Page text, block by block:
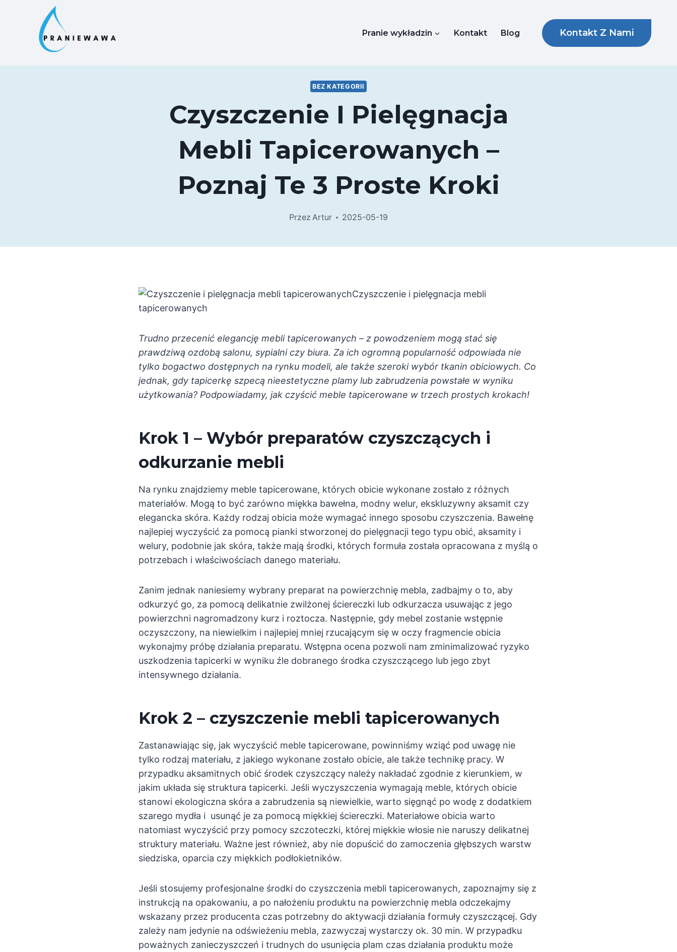
Pranie wykładzin Kontakt Blog Kontakt Z Nami
BEZ KATEGORII
Czyszczenie I Pielęgnacja
Mebli Tapicerowanych –
Poznaj Te 3 Proste Kroki
Przez Artur 2025-05-19
Czyszczenie i pielęgnacja mebli
tapicerowanych
Trudno przecenić elegancję mebli tapicerowanych – z powodzeniem mogą stać się
prawdziwą ozdobą salonu, sypialni czy biura. Za ich ogromną popularność odpowiada nie
tylko bogactwo dostępnych na rynku modeli, ale także szeroki wybór tkanin obiciowych. Co
jednak, gdy tapicerkę szpecą nieestetyczne plamy lub zabrudzenia powstałe w wyniku
użytkowania? Podpowiadamy, jak czyścić meble tapicerowane w trzech prostych krokach!
Krok 1 – Wybór preparatów czyszczących i
odkurzanie mebli
Na rynku znajdziemy meble tapicerowane, których obicie wykonane zostało z różnych
materiałów. Mogą to być zarówno miękka bawełna, modny welur, ekskluzywny aksamit czy
elegancka skóra. Każdy rodzaj obicia może wymagać innego sposobu czyszczenia. Bawełnę
najlepiej wyczyścić za pomocą pianki stworzonej do pielęgnacji tego typu obić, aksamity i
welury, podobnie jak skóra, także mają środki, których formuła została opracowana z myślą o
potrzebach i właściwościach danego materiału.
Zanim jednak naniesiemy wybrany preparat na powierzchnię mebla, zadbajmy o to, aby
odkurzyć go, za pomocą delikatnie zwilżonej ściereczki lub odkurzacza usuwając z jego
powierzchni nagromadzony kurz i roztocza. Następnie, gdy mebel zostanie wstępnie
oczyszczony, na niewielkim i najlepiej mniej rzucającym się w oczy fragmencie obicia
wykonajmy próbę działania preparatu. Wstępna ocena pozwoli nam zminimalizować ryzyko
uszkodzenia tapicerki w wyniku źle dobranego środka czyszczącego lub jego zbyt
intensywnego działania.
Krok 2 – czyszczenie mebli tapicerowanych
Zastanawiając się, jak wyczyścić meble tapicerowane, powinniśmy wziąć pod uwagę nie
tylko rodzaj materiału, z jakiego wykonane zostało obicie, ale także technikę pracy. W
przypadku aksamitnych obić środek czyszczący należy nakładać zgodnie z kierunkiem, w
jakim układa się struktura tapicerki. Jeśli wyczyszczenia wymagają meble, których obicie
stanowi ekologiczna skóra a zabrudzenia są niewielkie, warto sięgnąć po wodę z dodatkiem
szarego mydła i usunąć je za pomocą miękkiej ściereczki. Materiałowe obicia warto
natomiast wyczyścić przy pomocy szczoteczki, której miękkie włosie nie naruszy delikatnej
struktury materiału. Ważne jest również, aby nie dopuścić do zamoczenia głębszych warstw
siedziska, oparcia czy miękkich podłokietników.
Jeśli stosujemy profesjonalne środki do czyszczenia mebli tapicerowanych, zapoznajmy się z
instrukcją na opakowaniu, a po nałożeniu produktu na powierzchnię mebla odczekajmy
wskazany przez producenta czas potrzebny do aktywacji działania formuły czyszczącej. Gdy
zależy nam jedynie na odświeżeniu mebla, zazwyczaj wystarczy ok. 30 min. W przypadku
poważnych zanieczyszczeń i trudnych do usunięcia plam czas działania produktu może